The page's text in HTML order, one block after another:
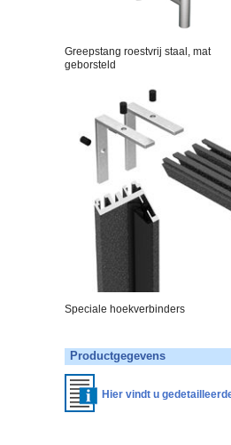
Greepstang roestvrij staal, mat
geborsteld
Speciale hoekverbinders
Productgegevens
Hier vindt u